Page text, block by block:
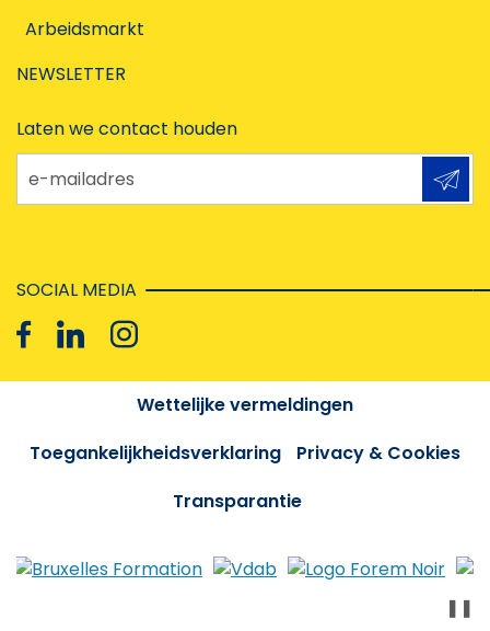
Arbeidsmarkt
NEWSLETTER
Laten we contact houden
e-mailadres
SOCIAL MEDIA
Wettelijke vermeldingen
Toegankelijkheidsverklaring
Privacy & Cookies
Transparantie
❚❚